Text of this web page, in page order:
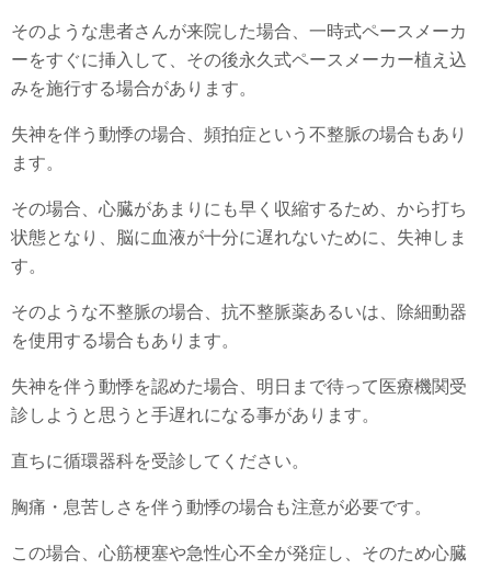
そのような患者さんが来院した場合、一時式ペースメーカ
ーをすぐに挿入して、その後永久式ペースメーカー植え込
みを施行する場合があります。
失神を伴う動悸の場合、頻拍症という不整脈の場合もあり
ます。
その場合、心臓があまりにも早く収縮するため、から打ち
状態となり、脳に血液が十分に遅れないために、失神しま
す。
そのような不整脈の場合、抗不整脈薬あるいは、除細動器
を使用する場合もあります。
失神を伴う動悸を認めた場合、明日まで待って医療機関受
診しようと思うと手遅れになる事があります。
直ちに循環器科を受診してください。
胸痛・息苦しさを伴う動悸の場合も注意が必要です。
この場合、心筋梗塞や急性心不全が発症し、そのため心臓